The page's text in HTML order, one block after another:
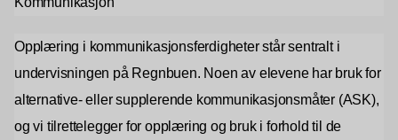
Opplæring i kommunikasjonsferdigheter står sentralt i
undervisningen på Regnbuen. Noen av elevene har bruk for
alternative- eller supplerende kommunikasjonsmåter (ASK),
og vi tilrettelegger for opplæring og bruk i forhold til de